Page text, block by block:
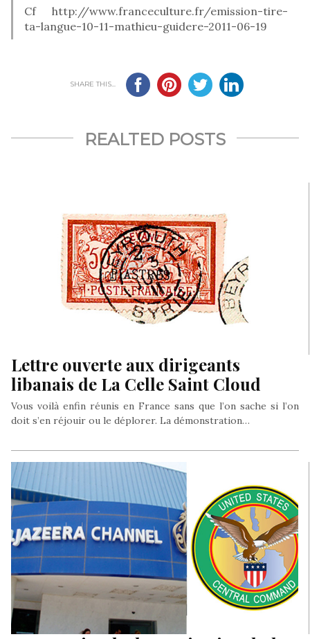
Cf http://www.franceculture.fr/emission-tire-
ta-langue-10-11-mathieu-guidere-2011-06-19
SHARE THIS...
REALTED POSTS
Lettre ouverte aux dirigeants
libanais de La Celle Saint Cloud
Vous voilà enfin réunis en France sans que l’on sache si l’on
doit s’en réjouir ou le déplorer. La démonstration…